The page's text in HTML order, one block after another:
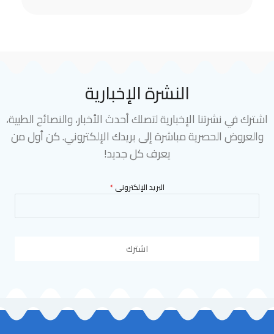
النشرة الإخبارية
اشترك في نشرتنا الإخبارية لتصلك أحدث الأخبار، والنصائح الطبية،
والعروض الحصرية مباشرة إلى بريدك الإلكتروني. كن أول من
يعرف كل جديد!
البريد الإلكترونى*
اشترك